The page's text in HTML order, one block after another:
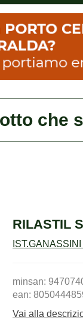
che
RILASTIL
minsan:
ean:
Vai alla